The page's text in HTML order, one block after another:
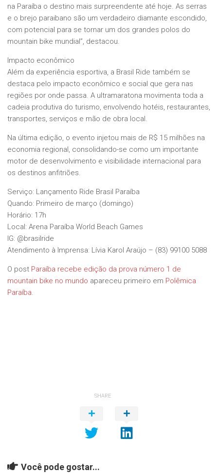
na Paraíba o destino mais surpreendente até hoje. As serras
e o brejo paraibano são um verdadeiro diamante escondido,
com potencial para se tornar um dos grandes polos do
mountain bike mundial”, destacou.
Impacto econômico
Além da experiência esportiva, a Brasil Ride também se
destaca pelo impacto econômico e social que gera nas
regiões por onde passa. A ultramaratona movimenta toda a
cadeia produtiva do turismo, envolvendo hotéis, restaurantes,
transportes, serviços e mão de obra local.
Na última edição, o evento injetou mais de R$ 15 milhões na
economia regional, consolidando-se como um importante
motor de desenvolvimento e visibilidade internacional para
os destinos anfitriões.
Serviço: Lançamento Ride Brasil Paraíba
Quando: Primeiro de março (domingo)
Horário: 17h
Local: Arena Paraíba World Beach Games
IG: @brasilride
Atendimento à Imprensa: Lívia Karol Araújo – (83) 99100 5088
O post Paraíba recebe edição da prova número 1 de
mountain bike no mundo apareceu primeiro em Polêmica
Paraíba.
SHARE
Você pode gostar...